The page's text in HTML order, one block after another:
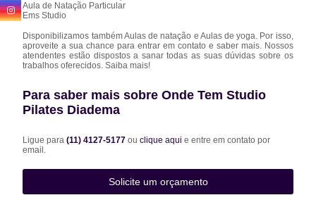
Aula de Natação Particular
Ems Studio
Disponibilizamos também Aulas de natação e Aulas de yoga. Por isso,
aproveite a sua chance para entrar em contato e saber mais. Nossos
atendentes estão dispostos a sanar todas as suas dúvidas sobre os
trabalhos oferecidos. Saiba mais!
Para saber mais sobre Onde Tem Studio
Pilates Diadema
Ligue para(11) 4127-5177ouclique aqui e entre em contato por
email.
Solicite um orçamento